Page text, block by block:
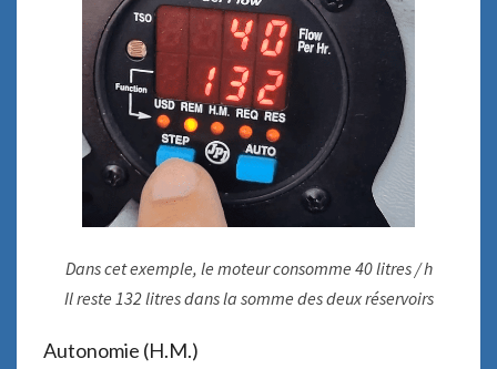
Dans cet exemple, le moteur consomme 40 litres / h
Il reste 132 litres dans la somme des deux réservoirs
Autonomie (H.M.)